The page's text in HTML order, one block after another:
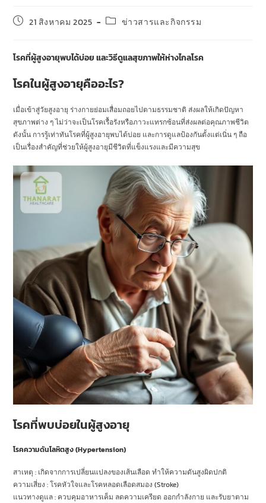
21 สิงหาคม 2025 ข่าวสารและกิจกรรม
โรคที่ผู้สูงอายุพบได้บ่อย และวิธีดูแลสุขภาพให้ห่างไกลโรค
โรคในผู้สูงอายุคืออะไร?
เมื่อเข้าสู่วัยสูงอายุ ร่างกายย่อมเสื่อมถอยไปตามธรรมชาติ ส่งผลให้เกิดปัญหา
สุขภาพต่าง ๆ ไม่ว่าจะเป็นโรคเรื้อรังหรือภาวะแทรกซ้อนที่ส่งผลต่อคุณภาพชีวิต
ดังนั้น การรู้เท่าทันโรคที่ผู้สูงอายุพบได้บ่อย และการดูแลป้องกันตั้งแต่เนิ่น ๆ ถือ
เป็นเรื่องสำคัญที่ช่วยให้ผู้สูงอายุมีชีวิตที่แข็งแรงและมีความสุข
โรคที่พบบ่อยในผู้สูงอายุ
โรคความดันโลหิตสูง (Hypertension)
สาเหตุ : เกิดจากการเปลี่ยนแปลงของเส้นเลือด ทำให้ความดันสูงผิดปกติ
ความเสี่ยง : โรคหัวใจและโรคหลอดเลือดสมอง (Stroke)
แนวทางดูแล : ควบคุมอาหารเค็ม ลดความเครียด ออกกำลังกาย และรับยาตาม